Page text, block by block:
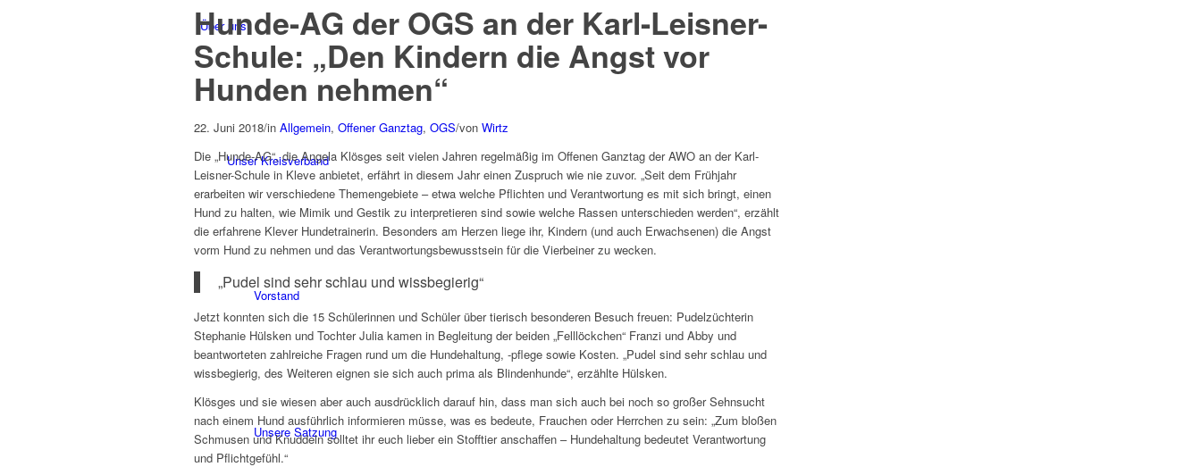
Über uns
Unser Kreisverband
Vorstand
Unsere Satzung
Hunde-AG der OGS an der Karl-Leisner-
Schule: „Den Kindern die Angst vor
Hunden nehmen“
22. Juni 2018/in Allgemein, Offener Ganztag, OGS/von Wirtz
Die „Hunde-AG“, die Angela Klösges seit vielen Jahren regelmäßig im Offenen Ganztag der AWO an der Karl-
Leisner-Schule in Kleve anbietet, erfährt in diesem Jahr einen Zuspruch wie nie zuvor. „Seit dem Frühjahr
erarbeiten wir verschiedene Themengebiete – etwa welche Pflichten und Verantwortung es mit sich bringt, einen
Hund zu halten, wie Mimik und Gestik zu interpretieren sind sowie welche Rassen unterschieden werden“, erzählt
die erfahrene Klever Hundetrainerin. Besonders am Herzen liege ihr, Kindern (und auch Erwachsenen) die Angst
vorm Hund zu nehmen und das Verantwortungsbewusstsein für die Vierbeiner zu wecken.
„Pudel sind sehr schlau und wissbegierig“
Jetzt konnten sich die 15 Schülerinnen und Schüler über tierisch besonderen Besuch freuen: Pudelzüchterin
Stephanie Hülsken und Tochter Julia kamen in Begleitung der beiden „Felllöckchen“ Franzi und Abby und
beantworteten zahlreiche Fragen rund um die Hundehaltung, -pflege sowie Kosten. „Pudel sind sehr schlau und
wissbegierig, des Weiteren eignen sie sich auch prima als Blindenhunde“, erzählte Hülsken.
Klösges und sie wiesen aber auch ausdrücklich darauf hin, dass man sich auch bei noch so großer Sehnsucht
nach einem Hund ausführlich informieren müsse, was es bedeute, Frauchen oder Herrchen zu sein: „Zum bloßen
Schmusen und Knuddeln solltet ihr euch lieber ein Stofftier anschaffen – Hundehaltung bedeutet Verantwortung
und Pflichtgefühl.“